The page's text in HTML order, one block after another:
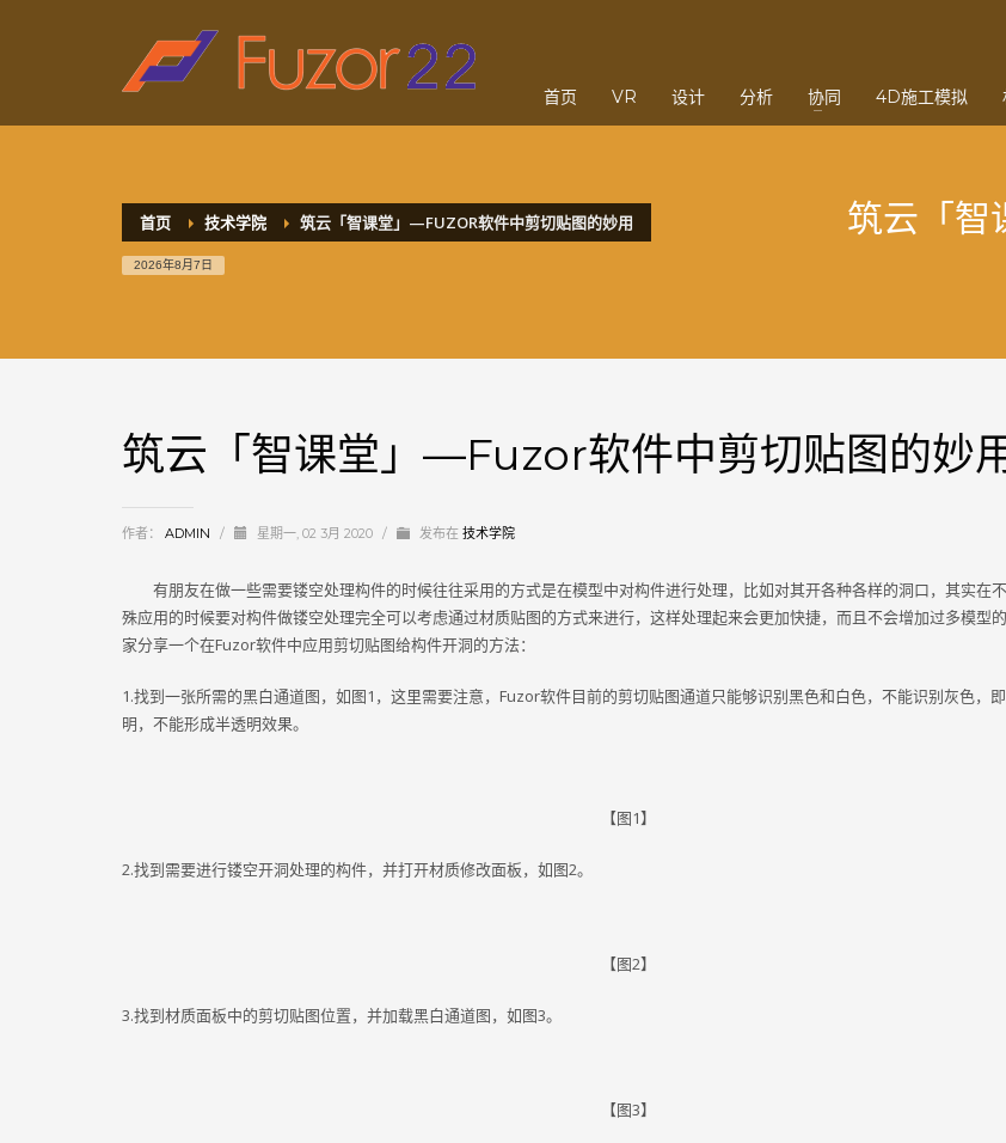
HOW TO SHOP
1 Login or create new account.
首页 VR 设计 分析 协同 4D施工模拟
首页 技术学院 筑云「智课堂」—FUZOR软件中剪切贴图的妙用
2026年8月7日
筑云「
筑云「智课堂」—Fuzor软件中剪切贴图的妙
作者： ADMIN / 星期一, 02 3月 2020 / 发布在 技术学院
有朋友在做一些需要镂空处理构件的时候往往采用的方式是在模型中对构件进行处理，比如对其开各种各样的洞口，其实在
殊应用的时候要对构件做镂空处理完全可以考虑通过材质贴图的方式来进行，这样处理起来会更加快捷，而且不会增加过多模型
家分享一个在Fuzor软件中应用剪切贴图给构件开洞的方法：
1.找到一张所需的黑白通道图，如图1，这里需要注意，Fuzor软件目前的剪切贴图通道只能够识别黑色和白色，不能识别灰色，
明，不能形成半透明效果。
【图1】
2.找到需要进行镂空开洞处理的构件，并打开材质修改面板，如图2。
【图2】
3.找到材质面板中的剪切贴图位置，并加载黑白通道图，如图3。
【图3】